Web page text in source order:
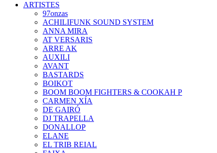
ARTISTES
97onzas
ACHILIFUNK SOUND SYSTEM
ANNA MIRA
AT VERSARIS
ARRE AK
AUXILI
AVANT
BASTARDS
BOIKOT
BOOM BOOM FIGHTERS & COOKAH P
CARMEN XÍA
DE GAIRÓ
DJ TRAPELLA
DONALLOP
ELANE
EL TRIB REIAL